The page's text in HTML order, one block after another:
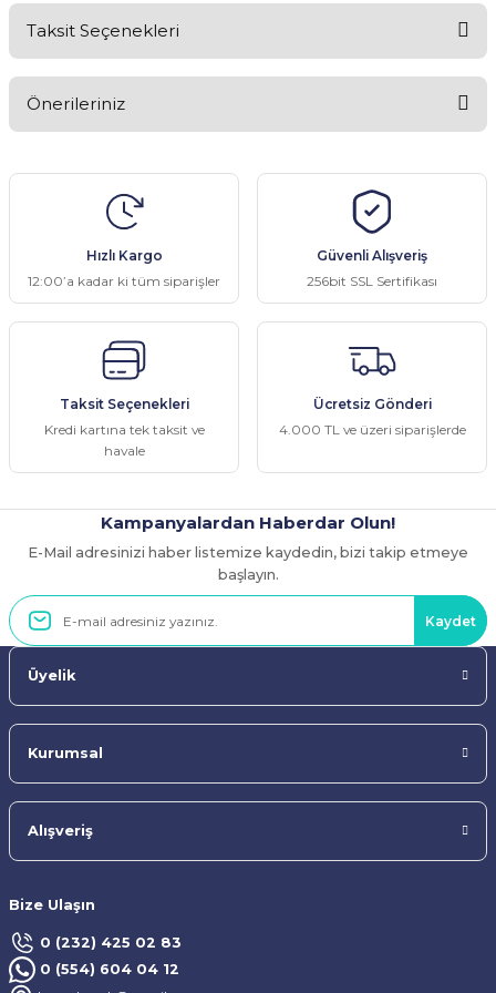
Taksit Seçenekleri
Önerileriniz
konularda yetersiz gördüğünüz noktaları öneri formunu kullanarak
tarafımıza iletebilirsiniz.
Görüş ve önerileriniz için teşekkür ederiz.
Ürün resmi kalitesiz, bozuk veya görüntülenemiyor.
Ürün bilgilerinde hatalar bulunuyor.
Ürün fiyatı diğer sitelerden daha pahalı.
Bu ürüne benzer farklı alternatifler olmalı.
Gönder
Hızlı Kargo
12:00’a kadar ki tüm siparişler
Güvenli Alışveriş
256bit SSL Sertifikası
Taksit Seçenekleri
Kredi kartına tek taksit ve
havale
Ücretsiz Gönderi
4.000 TL ve üzeri siparişlerde
Kampanyalardan Haberdar Olun!
E-Mail adresinizi haber listemize kaydedin, bizi takip etmeye
başlayın.
Kaydet
Üyelik
Kurumsal
Alışveriş
Bize Ulaşın
0 (232) 425 02 83
0 (554) 604 04 12